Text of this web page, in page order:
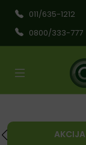
011/635-1212
0800/333-777
AKCIJA